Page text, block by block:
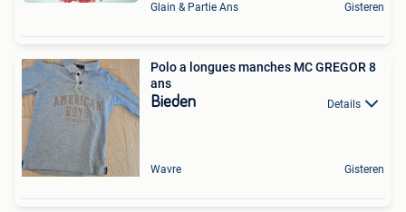
Glain & Partie Ans Gisteren
Polo a longues manches MC GREGOR 8
ans
Bieden Details
Wavre Gisteren